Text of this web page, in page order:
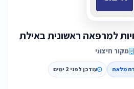
למרפאה ראשונית באילת
מקור חיצוני
מלאה עודכן לפני 2 ימים